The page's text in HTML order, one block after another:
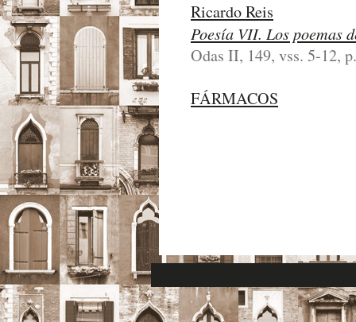
Ricardo Reis
Poesí­a VII. Los poemas
Odas II, 149, vss. 5-12,
FÁRMACOS